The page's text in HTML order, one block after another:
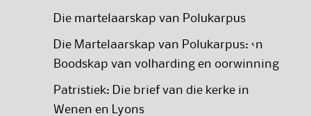
Die martelaarskap van Polukarpus
Die Martelaarskap van Polukarpus: ‘n
Boodskap van volharding en oorwinning
Patristiek: Die brief van die kerke in
Wenen en Lyons